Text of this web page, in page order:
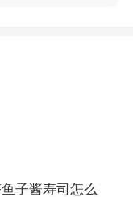
子酱寿司怎么